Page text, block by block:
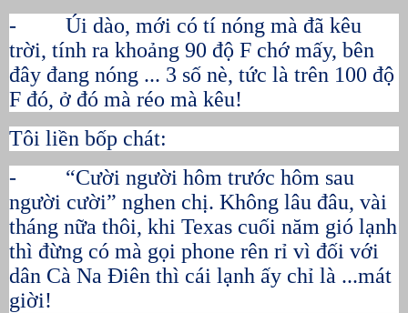
- Úi dào, mới có tí nóng mà đã kêu
trời, tính ra khoảng 90 độ F chớ mấy, bên
đây đang nóng ... 3 số nè, tức là trên 100 độ
F đó, ở đó mà réo mà kêu!
Tôi liền bốp chát:
- “Cười người hôm trước hôm sau
người cười” nghen chị. Không lâu đâu, vài
tháng nữa thôi, khi Texas cuối năm gió lạnh
thì đừng có mà gọi phone rên rỉ vì đối với
dân Cà Na Điên thì cái lạnh ấy chỉ là ...mát
giời!